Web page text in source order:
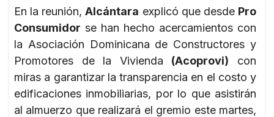
En la reunión,Alcántara explicó que desde Pro
Consumidor se han hecho acercamientos con
la Asociación Dominicana de Constructores y
Promotores de la Vivienda (Acoprovi) con
miras a garantizar la transparencia en el costo y
edificaciones inmobiliarias, por lo que asistirán
al almuerzo que realizará el gremio este martes,